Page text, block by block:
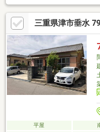
三重県津市垂水
平屋